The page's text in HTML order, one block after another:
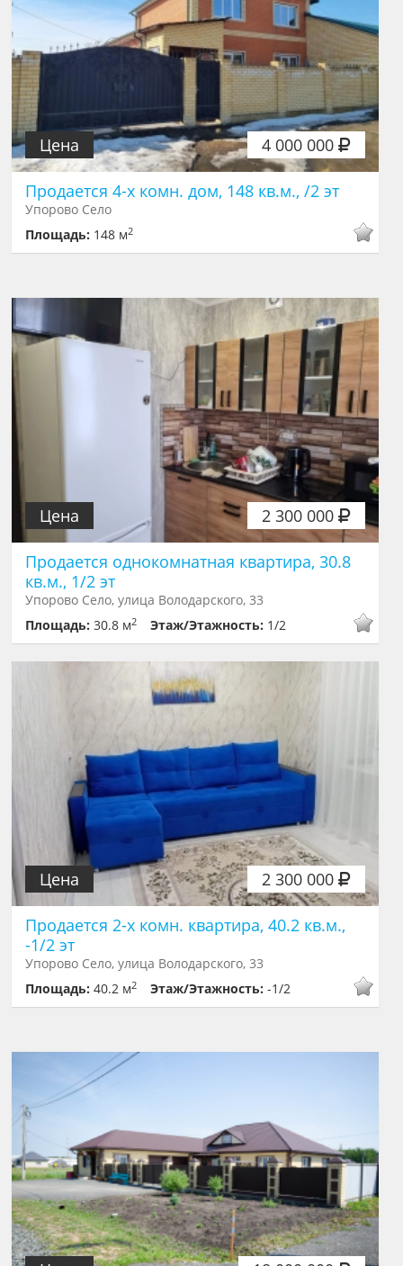
4 000 000
Цена
Продается 4-х комн. дом, 148 кв.м., /2 эт
Упорово Село
Площадь: 148 м2
2 300 000
Цена
Продается однокомнатная квартира, 30.8
кв.м., 1/2 эт
Упорово Село, улица Володарского, 33
Площадь:30.8 м2 Этаж/Этажность: 1/2
2 300 000
Цена
Продается 2-х комн. квартира, 40.2 кв.м.,
-1/2 эт
Упорово Село, улица Володарского, 33
Площадь:40.2 м2 Этаж/Этажность:-1/2